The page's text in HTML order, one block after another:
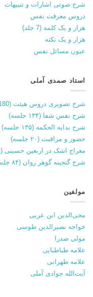
شرح صوتی اشارات و تنبیهات
دروس معرفت نفس
هزار و یک کلمه (7 جلد)
هزار و یک نکته
عیون مسائل نفس
استاد صمدی آملی
شرح تصویری دروس هیئت (180 جلسه)
شرح نفس شفا (۱۳۴ جلسه)
شرح بدایه الحکمه (۱۳۵ جلسه)
حضور و مراقبت (۲۰ جلسه)
معراج اشک در اربعین حسینی (۵۸ جلسه)
شرح گنجینه گوهر روان (۸۴ جلسه)
مولفین
محی‌الدین ابن عربی
خواجه نصیرالدین طوسی
مولی صدرا
علامه طباطبایی
علامه طهرانی
آیت‌الله جوادی آملی